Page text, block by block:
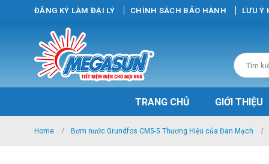
ĐĂNG KÝ LÀM ĐẠI LÝ CHÍNH SÁCH BẢO HÀNH LƯU Ý
TRANG CHỦ GIỚI THIỆU
Home Bơm nước Grundfos CM5-5 Thương Hiệu của Đan Mạch